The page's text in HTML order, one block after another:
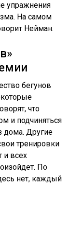
упражнения
На самом
Нейман.
бегунов
что
и подчиняться
дома. Другие
тренировки
и всех
По
нет, каждый